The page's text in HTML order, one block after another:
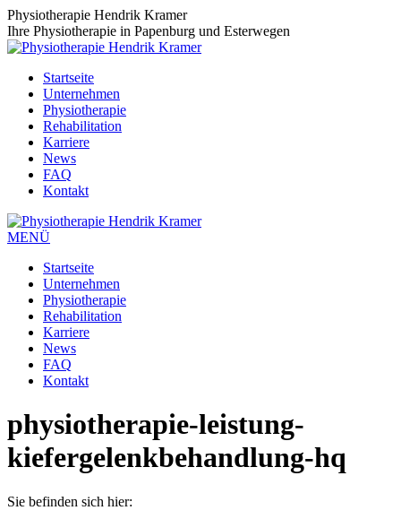
Zum
Inhalt
springen
Physiotherapie Hendrik Kramer
Ihre Physiotherapie in Papenburg und Esterwegen
Startseite
Unternehmen
Physiotherapie
Rehabilitation
Karriere
News
FAQ
Kontakt
MENÜ
Startseite
Unternehmen
Physiotherapie
Rehabilitation
Karriere
News
FAQ
Kontakt
physiotherapie-leistung-
kiefergelenkbehandlung-hq
Sie befinden sich hier: